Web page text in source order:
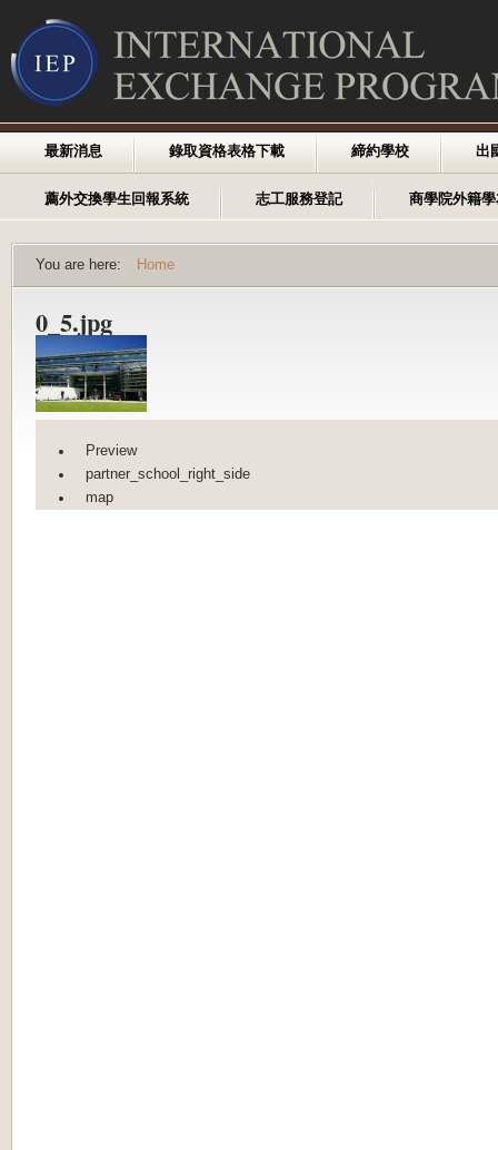
最新消息 錄取資格表格下載 締約學校 出
薦外交換學生回報系統 志工服務登記 商學院外籍
You are here: Home
0_5.jpg
Preview
partner_school_right_side
map